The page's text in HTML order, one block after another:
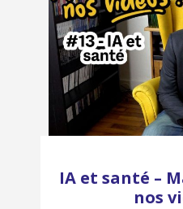
IA et santé –
nos